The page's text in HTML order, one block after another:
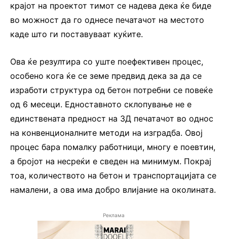
крајот на проектот тимот се надева дека ќе биде
во можност да го однесе печатачот на местото
каде што ги поставуваат куќите.
Ова ќе резултира со уште поефективен процес,
особено кога ќе се земе предвид дека за да се
изработи структура од бетон потребни се повеќе
од 6 месеци. Едноставното склопување не е
единствената предност на 3Д печатачот во однос
на конвенционалните методи на изградба. Овој
процес бара помалку работници, многу е поевтин,
а бројот на несреќи е сведен на минимум. Покрај
тоа, количеството на бетон и транспортацијата се
намалени, а ова има добро влијание на околината.
Реклама